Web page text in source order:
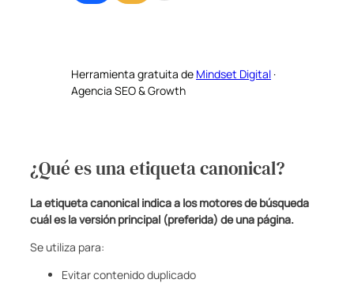
Herramienta gratuita de Mindset Digital ·
Agencia SEO & Growth
¿Qué es una etiqueta canonical?
La etiqueta canonical indica a los motores de búsqueda
cuál es la versión principal (preferida) de una página.
Se utiliza para:
Evitar contenido duplicado